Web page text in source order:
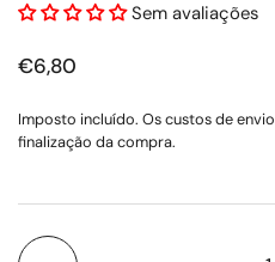
Sem avaliações
Preço normal
€6,80
Imposto incluído. Oscustos de envio
finalização da compra.
Quantidade